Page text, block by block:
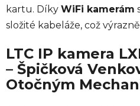
kartu. Díky WiFi kamerám
složité kabeláže, což
LTC IP kamera
– Špičková
Otočným